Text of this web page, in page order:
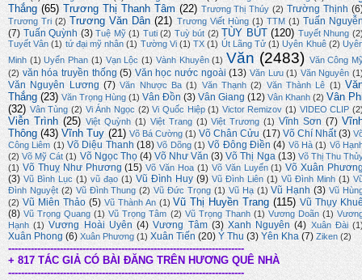
Thắng (65) Trương Thị Thanh Tâm (22) Trương Thị Thúy (2) Trường Thịnh
Trương Tri (2) Trương Văn Dân (21) Trương Viết Hùng (1) TTM (1) Tuấn
(7) Tuấn Quỳnh (3) Tuệ Mỹ (1) Tuti (2) Tuỳ bút (2) TÙY BÚT (120) Tuyết Nhung
Tuyết Vân (1) tứ đại mỹ nhân (1) Tường Vi (1) TX (1) Út Lãng Tử (1) Uyên Khuê (2)
Minh (1) Uyển Phan (1) Vạn Lộc (1) Vành Khuyên (1) Văn (2483) Văn Công
(2) văn hóa truyền thống (5) Văn học nước ngoài (13) Văn Lưu (1) Văn Nguyên
Văn Nguyên Lương (7) Văn Nhược Ba (1) Văn Thạnh (2) Văn Thành Lê (1)
Thắng (23) Văn Trọng Hùng (1) Vân Đồn (3) Vân Giang (12) Vân Khanh (2) Vân
(32) Vân Tùng (2) Vi Ánh Ngọc (2) Vi Quốc Hiệp (1) Victor Remizov (1) VIDEO CLIP
Viễn Trình (25) Việt Quỳnh (1) Việt Trang (1) Việt Trương (1) Vĩnh Sơn (7)
Thông (43) Vĩnh Tuy (21) Võ Bá Cường (1) Võ Chân Cửu (17) Võ Chí Nhất (3)
Công Liêm (1) Võ Diệu Thanh (18) Võ Dõng (1) Võ Đông Điền (4) Võ Hà (1) Võ
(2) Võ Mỹ Cát (1) Võ Ngọc Thọ (4) Võ Như Văn (3) Võ Thị Nga (13) Võ Thị Thu
(1) Võ Thuỵ Như Phương (15) Võ Văn Hoa (1) Võ Văn Luyến (1) Võ Xuân
(3) Vũ Bình Lục (1) vũ đạo (1) Vũ Đình Huy (9) Vũ Đình Liên (1) Vũ Đình Minh (1)
Đình Nguyệt (2) Vũ Đình Thung (2) Vũ Đức Trọng (1) Vũ Hạ (1) Vũ Hạnh (3) Vũ
(2) Vũ Miên Thảo (5) Vũ Thành An (1) Vũ Thị Huyền Trang (115) Vũ Thụy
(8) Vũ Trọng Quang (1) Vũ Trọng Tâm (2) Vũ Trọng Thanh (1) Vương Doãn (1)
Hạnh (1) Vương Hoài Uyên (4) Vương Tâm (3) Xanh Nguyên (4) Xuân Đài
Xuân Phong (6) Xuân Phương (1) Xuân Tiến (20) Ý Thu (3) Yên Kha (7) Ziken (2)
-------------------------------------------------------------------------
+ 817 TÁC GIẢ CÓ BÀI ĐĂNG TRÊN HƯƠNG QUÊ NHÀ
-------------------------------------------------------------------------